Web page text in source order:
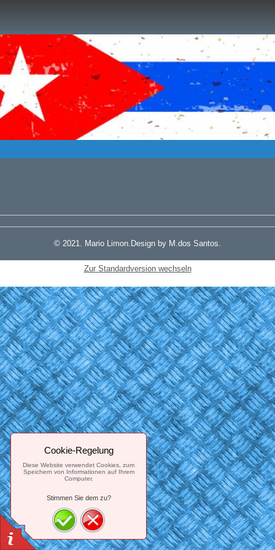
© 2021. Mario Limon.Design by M.dos Santos.
Zur Standardversion wechseln
Cookie-Regelung
Diese Website verwendet Cookies, zum
Speichern von Informationen auf Ihrem
Computer.
Stimmen Sie dem zu?